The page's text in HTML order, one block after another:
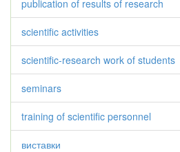
publication of results of research
scientific activities
scientific-research work of students
seminars
training of scientific personnel
виставки